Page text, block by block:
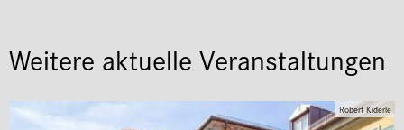
Weitere aktuelle Veranstaltungen
Robert Kiderle